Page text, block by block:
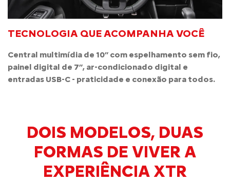
TECNOLOGIA QUE ACOMPANHA VOCÊ
Central multimídia de 10” com espelhamento sem fio,
painel digital de 7”, ar-condicionado digital e
entradas USB-C - praticidade e conexão para todos.
DOIS MODELOS, DUAS
FORMAS DE VIVER A
EXPERIÊNCIA XTR